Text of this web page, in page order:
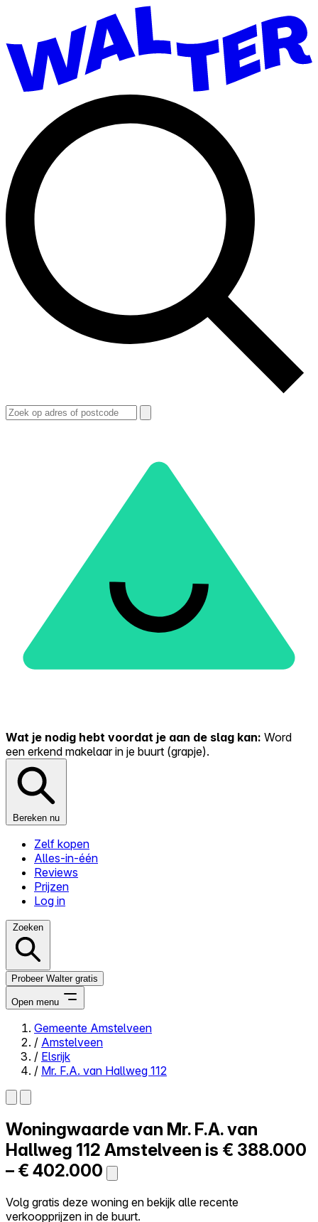
Wat je nodig hebt voordat je aan de slag kan: Word
een erkend makelaar in je buurt (grapje).
Bereken nu
Zelf kopen
Alles-in-één
Reviews
Prijzen
Log in
Zoeken
Probeer Walter gratis
Open menu
Close menu
Zelf kopen
Alles-in-één
Reviews
Prijzen
Log in
Probeer Walter gratis
Gemeente Amstelveen
/ Amstelveen
/ Elsrijk
/ Mr. F.A. van Hallweg 112
Woningwaarde van Mr. F.A. van
Hallweg 112 Amstelveen is € 388.000
– € 402.000
Volg gratis deze woning en bekijk alle recente
verkoopprijzen in de buurt.